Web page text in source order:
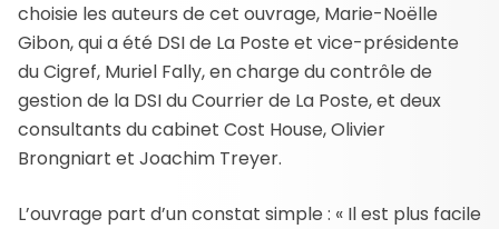
choisie les auteurs de cet ouvrage, Marie-Noëlle
Gibon, qui a été DSI de La Poste et vice-présidente
du Cigref, Muriel Fally, en charge du contrôle de
gestion de la DSI du Courrier de La Poste, et deux
consultants du cabinet Cost House, Olivier
Brongniart et Joachim Treyer.
L’ouvrage part d’un constat simple : « Il est plus facile